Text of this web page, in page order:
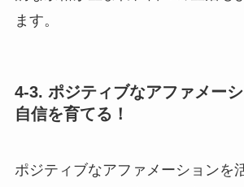
ます。
4-3. ポジティブなアファメーシ
自信を育てる！
ポジティブなアファメーションを